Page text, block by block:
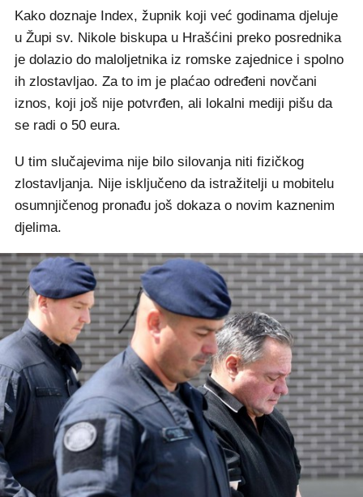
Kako doznaje Index, župnik koji već godinama djeluje
u Župi sv. Nikole biskupa u Hrašćini preko posrednika
je dolazio do maloljetnika iz romske zajednice i spolno
ih zlostavljao. Za to im je plaćao određeni novčani
iznos, koji još nije potvrđen, ali lokalni mediji pišu da
se radi o 50 eura.
U tim slučajevima nije bilo silovanja niti fizičkog
zlostavljanja. Nije isključeno da istražitelji u mobitelu
osumnjičenog pronađu još dokaza o novim kaznenim
djelima.